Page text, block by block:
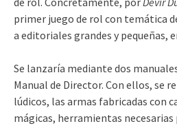
primer juego de rol con temática
a editoriales grandes y pequeñas,
Se lanzaría mediante dos
Manual de Director. Con ellos, se
lúdicos, las armas fabricadas con
mágicas, herramientas